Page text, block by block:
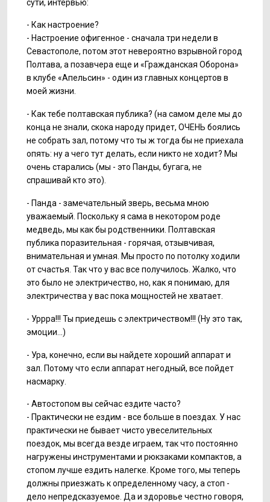
сути, интервью:
- Как настроение?
- Настроение офигенное - сначала три недели в
Севастополе, потом этот невероятно взрывной город
Полтава, а позавчера еще и «Гражданская Оборона»
в клубе «Апельсин» - один из главных концертов в
моей жизни.
- Как тебе полтавская публика? (на самом деле мы до
конца не знали, скока народу придет, ОЧЕНЬ боялись
не собрать зал, потому что ты ж тогда бы не приехала
опять: ну а чего тут делать, если никто не ходит? Мы
очень старались (мы - это Панды, бугага, не
спрашивай кто это).
- Панда - замечательный зверь, весьма мною
уважаемый. Поскольку я сама в некотором роде
медведь, мы как бы родственники. Полтавская
публика поразительная - горячая, отзывчивая,
внимательная и умная. Мы просто по потолку ходили
от счастья. Так что у вас все получилось. Жалко, что
это было не электричество, но, как я понимаю, для
электричества у вас пока мощностей не хватает.
- Уррра!!! Ты приедешь с электричеством!!! (Ну это так,
эмоции...)
- Ура, конечно, если вы найдете хороший аппарат и
зал. Потому что если аппарат негодный, все пойдет
насмарку.
- Автостопом вы сейчас ездите часто?
- Практически не ездим - все больше в поездах. У нас
практически не бывает чисто увеселительных
поездок, мы всегда везде играем, так что постоянно
нагружены инструментами и рюкзаками компактов, а
стопом лучше ездить налегке. Кроме того, мы теперь
должны приезжать к определенному часу, а стоп -
дело непредсказуемое. Да и здоровье честно говоря,